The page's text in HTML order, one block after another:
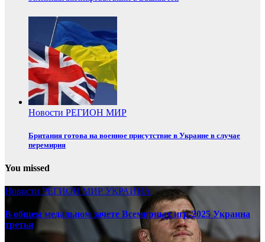
Новости РЕГИОН МИР
Британия готова на военное присутствие в Украине в случае
перемирия
You missed
Новости РЕГИОНМИР УКРАИНА
В общем медальном зачете Всемирных игр-2025 Украина
третья